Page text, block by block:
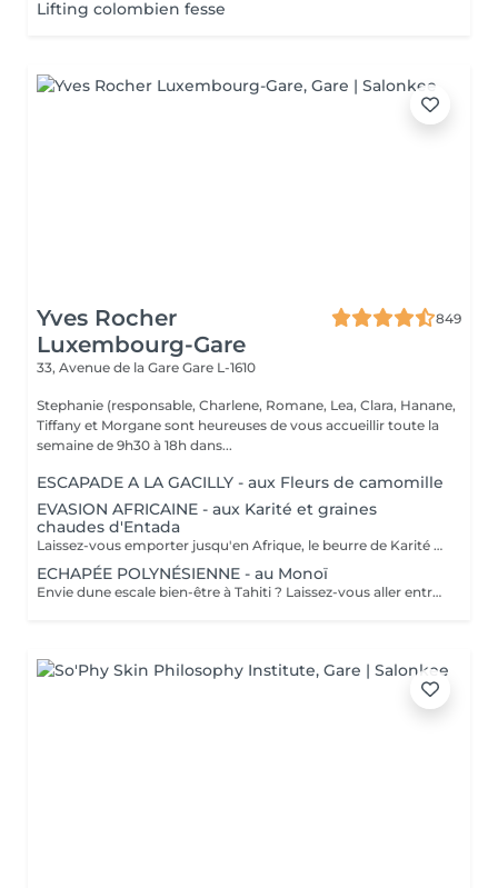
Lifting colombien fesse
Yves Rocher
Luxembourg-Gare
849
33, Avenue de la Gare Gare L-1610
Stephanie (responsable, Charlene, Romane, Lea, Clara, Hanane,
Tiffany et Morgane sont heureuses de vous accueillir toute la
semaine de 9h30 à 18h dans...
ESCAPADE A LA GACILLY - aux Fleurs de camomille
EVASION AFRICAINE - aux Karité et graines
chaudes d'Entada
Laissez-vous emporter jusqu'en Afrique, le beurre de Karité chauffé devient une huile tiède nourrissante qui enveloppe votre corps dans une infinie douceur. Les graines d'Entada porte-bonheur sont ensuite glissées tout le long du corps délivrant une douce chaleur bienfaisante.
ECHAPÉE POLYNÉSIENNE - au Monoï
Envie dune escale bien-être à Tahiti ? Laissez-vous aller entre nos mains, lors dun voyage des sens à lhuile de Monoï. Secret de beauté des vahinés, le Monoï est extrait des fleurs de Tiaré, emblèmes de Tahiti. Ce modelage inspiré de la tradition ancestrale polynésienne permet à lensemble de votre corps de retrouver son harmonie. De longs mouvements des mains et des avant-bras, au rythme du va-et-vient des vagues, chassent les toxines et libèrent les tensions. Votre corps et votre esprit sont apaisés. Vous repartez avec la peau soyeuse et parfumée du divin sillage des fleurs de Tahiti.